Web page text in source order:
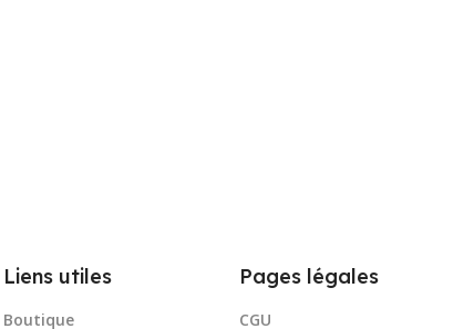
Liens utiles
Boutique
Pages légales
CGU